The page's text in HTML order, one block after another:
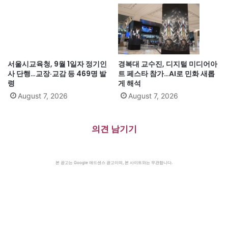
서울시교육청, 9월 1일자 정기인
사 단행…교장·교감 등 469명 발
령
August 7, 2026
경복대 교수진, 디지털 미디어아
트 페스타 참가…AI로 민화 새롭
게 해석
August 7, 2026
의견 남기기
본 광고는 Google 애드센스 광고이며, 본 사이트와는 무관합니다.